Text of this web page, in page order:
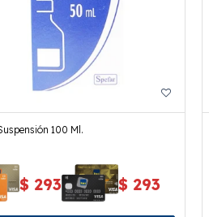
100 Ml.
$ 293 $ 293